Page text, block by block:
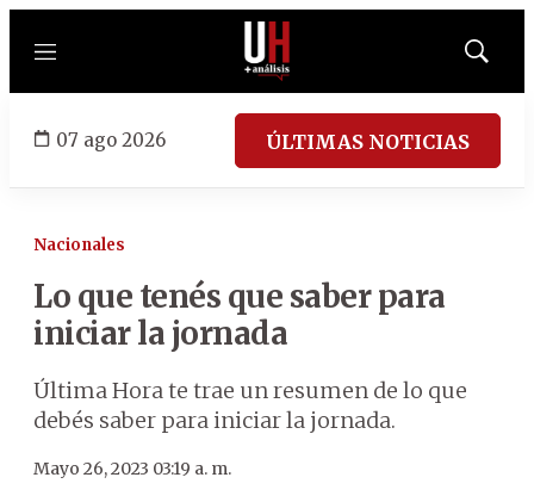
Menú
Mostrar
07 ago 2026 ÚLTIMAS NOTICIAS
Nacionales
Lo que tenés que saber para
iniciar la jornada
Última Hora te trae un resumen de lo que
debés saber para iniciar la jornada.
Mayo 26, 2023 03:19 a. m.